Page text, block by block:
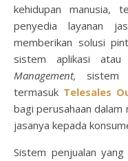
kehidupan manusia,
penyedia layanan
memberikan solusi
sistem aplikasi
Management, sistem
termasuk Telesales
bagi perusahaan dalam
jasanya kepada
Sistem penjualan